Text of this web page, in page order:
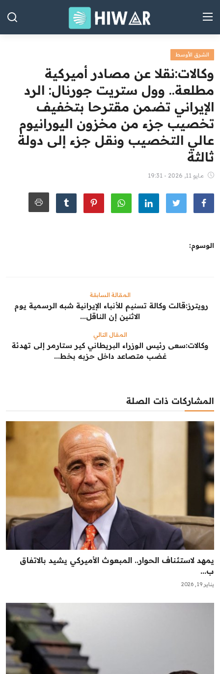
الصفحة الرئيسية
العراق
الشرق الأوسط
العالم
المقالات
الاقتصاد
الصحة
رياضة
المنوعات
Arabic
الشرق الأوسط
وكالات:‏نقلا عن مصادر أميركية
مطلعة.. وول ستريت جورنال: الرد
الإيراني تضمن مقترحا بتخفيف
تخصيب جزء من مخزون اليورانيوم
عالي التخصيب ونقل جزء إلى دولة
ثالثة
مايو 11, 2026 - 19:31
الوسوم:
المقالة السابقة
رويترز:‏قالت وكالة ​تسنيم للأنباء ‌الإيرانية شبه الرسمية يوم ​
الاثنين ​إن الناقل...
المقال التالي
وكالات:‏سعى رئيس الوزراء البريطاني كير ستارمر إلى تهدئة
غضب متصاعد داخل حزبه بخط...
المشاركات ذات الصلة
يمهد لاستئناف الحوار.. المبعوث الأميركي يشيد بالاتفاق
ب...
يناير 19, 2026